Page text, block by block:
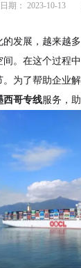
期： 2023-10-13
发展，越来越
。在这个过程
为了帮助企业
西哥专线服务，